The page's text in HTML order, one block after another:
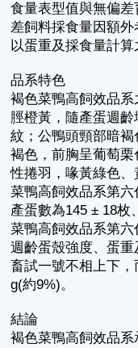
食量表型值與無偏
差飼料採食量因額
以蛋重及採食量計算
品系特色
褐色菜鴨高飼效品
脛橙黃，隨產蛋週
紋；公鴨頭頸部暗
褐色，前胸呈葡萄
性捲羽，喙黃綠色
菜鴨高飼效品系第
產蛋數為145 ± 18枚
菜鴨高飼效品系第
週齡蛋殼強度、蛋
畜試一號不相上下
g(約9%)。
結論
褐色菜鴨高飼效品